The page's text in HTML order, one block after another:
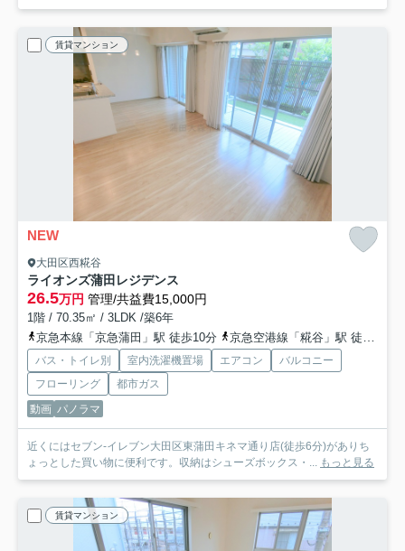
賃貸マンション
NEW
大田区西糀谷
ライオンズ蒲田レジデンス
26.5万円 管理/共益費15,000円
1階 / 70.35㎡ / 3LDK /築6年
京急本線「京急蒲田」駅 徒歩10分
京急空港線「糀谷」駅 徒歩9分
バス・トイレ別 室内洗濯機置場 エアコン
バルコニー
フローリング
都市ガス
動画 パノラマ
近くにはセブン-イレブン大田区東蒲田キネマ通り店(徒歩6分)がありち
ょっとした買い物に便利です。収納はシューズボックス・... もっと見る
賃貸マンション